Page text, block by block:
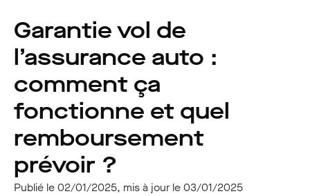
Garantie vol de
l’assurance auto :
comment ça
fonctionne et quel
remboursement
prévoir ?
Publié le 02/01/2025, mis à jour le 03/01/2025